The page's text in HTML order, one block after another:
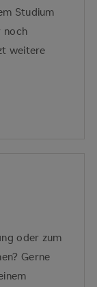
und
Studium
noch
weitere
oder zum
Gerne